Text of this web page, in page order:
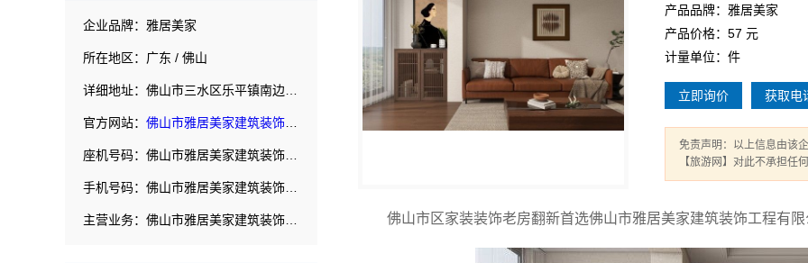
企业品牌：雅居美家
所在地区：广东 / 佛山
官方网站： 佛山市雅居美家建筑装饰工程有限公司
产品品牌：雅居美家
产品价格：57 元
计量单位：件
立即询价 获取电
免责声明：以上信息由该
【旅游网】对此不承担任
佛山市区家装装饰老房翻新首选佛山市雅居美家建筑装饰工程有